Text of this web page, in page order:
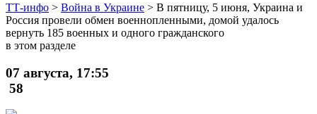
ТТ-инфо > Война в Украине > В пятницу, 5 июня, Украина и
Россия провели обмен военнопленными, домой удалось
вернуть 185 военных и одного гражданского
в этом разделе
07 августа, 17:55
58